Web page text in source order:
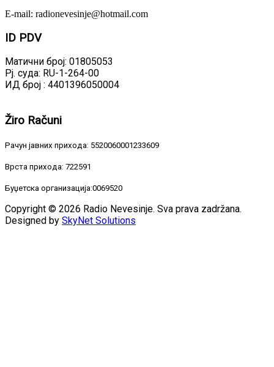
E-mail: radionevesinje@hotmail.com
ID PDV
Матични број: 01805053
Рј. суда: RU-1-264-00
ИД број : 4401396050004
Žiro Računi
Рачун јавних прихода: 5520060001233609
Врста прихода: 722591
Буџетска организација:0069520
Copyright © 2026 Radio Nevesinje. Sva prava zadržana.
Designed by SkyNet Solutions